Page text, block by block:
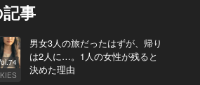
事
男女3人の旅だったはずが、帰り
は2人に…。1人の女性が残ると
決めた理由